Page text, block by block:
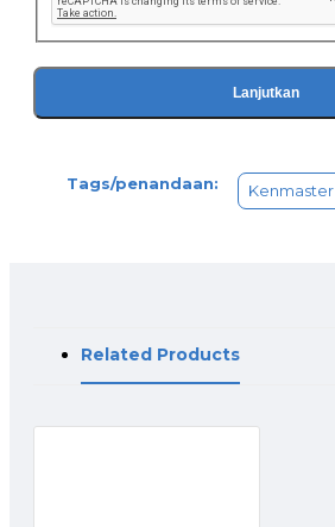
Lanjutkan
Tags/penandaan: Kenmaster
Related Products